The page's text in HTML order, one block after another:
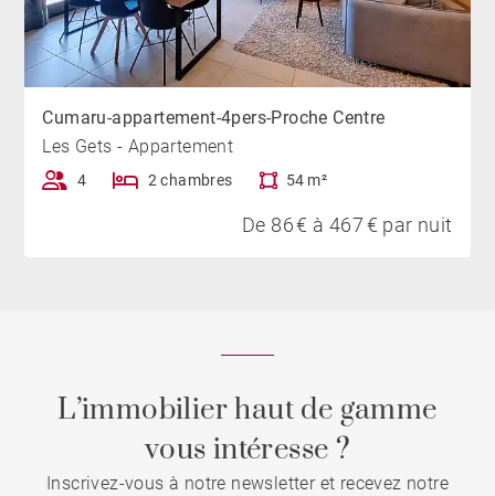
Cumaru-appartement-4pers-Proche Centre
Les Gets - Appartement
4 2 chambres 54 m²
De 86 € à 467 € par nuit
L’immobilier haut de gamme
vous intéresse ?
Inscrivez-vous à notre newsletter et recevez notre